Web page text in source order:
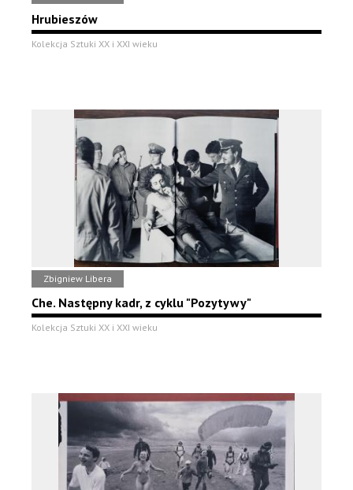
Hrubieszów
Kolekcja Sztuki XX i XXI wieku
Zbigniew Libera
Che. Następny kadr, z cyklu "Pozytywy"
Kolekcja Sztuki XX i XXI wieku